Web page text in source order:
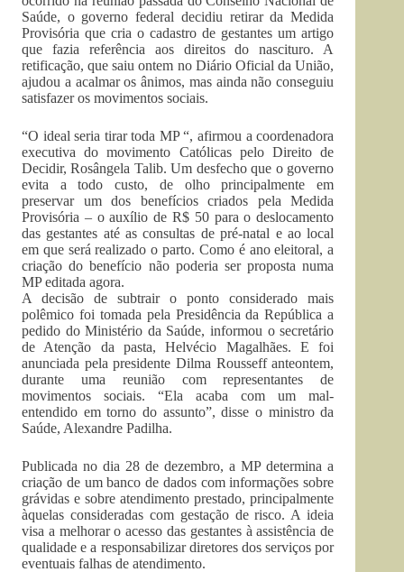
Saúde, o governo federal decidiu retirar da Medida
Provisória que cria o cadastro de gestantes um artigo
que fazia referência aos direitos do nascituro. A
retificação, que saiu ontem no Diário Oficial da União,
ajudou a acalmar os ânimos, mas ainda não conseguiu
satisfazer os movimentos sociais.
“O ideal seria tirar toda MP “, afirmou a coordenadora
executiva do movimento Católicas pelo Direito de
Decidir, Rosângela Talib. Um desfecho que o governo
evita a todo custo, de olho principalmente em
preservar um dos benefícios criados pela Medida
Provisória – o auxílio de R$ 50 para o deslocamento
das gestantes até as consultas de pré-natal e ao local
em que será realizado o parto. Como é ano eleitoral, a
criação do benefício não poderia ser proposta numa
MP editada agora.
A decisão de subtrair o ponto considerado mais
polêmico foi tomada pela Presidência da República a
pedido do Ministério da Saúde, informou o secretário
de Atenção da pasta, Helvécio Magalhães. E foi
anunciada pela presidente Dilma Rousseff anteontem,
durante uma reunião com representantes de
movimentos sociais. “Ela acaba com um mal-
entendido em torno do assunto”, disse o ministro da
Saúde, Alexandre Padilha.
Publicada no dia 28 de dezembro, a MP determina a
criação de um banco de dados com informações sobre
grávidas e sobre atendimento prestado, principalmente
àquelas consideradas com gestação de risco. A ideia
visa a melhorar o acesso das gestantes à assistência de
qualidade e a responsabilizar diretores dos serviços por
eventuais falhas de atendimento.